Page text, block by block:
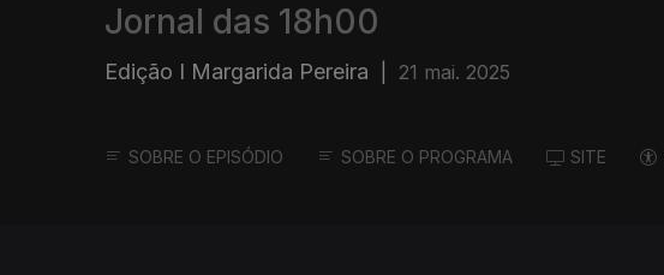
Jornal das 18h00
Edição I Margarida Pereira 21 mai. 2025
SOBRE O EPISÓDIO SOBRE O PROGRAMA SITE